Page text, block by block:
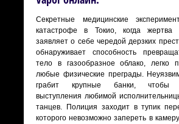
Секретные медицинские
катастрофе в Токио, когда жертва
заявляет о себе чередой дерзких
обнаруживает способность
тело в газообразное облако, легко
любые физические преграды.
грабит крупные банки, чтобы
выступления любимой
танцев. Полиция заходит в тупик
которого невозможно запереть в